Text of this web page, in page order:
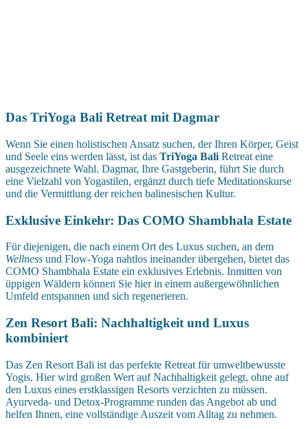
Das TriYoga Bali Retreat mit Dagmar
Wenn Sie einen holistischen Ansatz suchen, der Ihren Körper, Geist
und Seele eins werden lässt, ist das TriYoga Bali Retreat eine
ausgezeichnete Wahl. Dagmar, Ihre Gastgeberin, führt Sie durch
eine Vielzahl von Yogastilen, ergänzt durch tiefe Meditationskurse
und die Vermittlung der reichen balinesischen Kultur.
Exklusive Einkehr: Das COMO Shambhala Estate
Für diejenigen, die nach einem Ort des Luxus suchen, an dem
Wellness und Flow-Yoga nahtlos ineinander übergehen, bietet das
COMO Shambhala Estate ein exklusives Erlebnis. Inmitten von
üppigen Wäldern können Sie hier in einem außergewöhnlichen
Umfeld entspannen und sich regenerieren.
Zen Resort Bali: Nachhaltigkeit und Luxus
kombiniert
Das Zen Resort Bali ist das perfekte Retreat für umweltbewusste
Yogis. Hier wird großen Wert auf Nachhaltigkeit gelegt, ohne auf
den Luxus eines erstklassigen Resorts verzichten zu müssen.
Ayurveda- und Detox-Programme runden das Angebot ab und
helfen Ihnen, eine vollständige Auszeit vom Alltag zu nehmen.